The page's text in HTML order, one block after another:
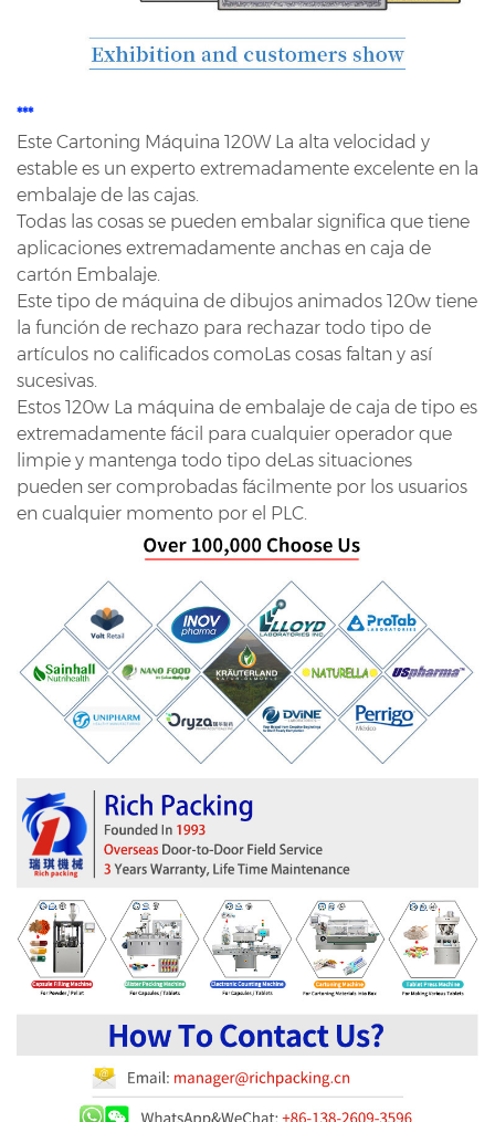
***
Este Cartoning Máquina 120W La alta velocidad y
estable es un experto extremadamente excelente en la
embalaje de las cajas.
Todas las cosas se pueden embalar significa que tiene
aplicaciones extremadamente anchas en caja de
cartón Embalaje.
Este tipo de máquina de dibujos animados 120w tiene
la función de rechazo para rechazar todo tipo de
artículos no calificados comoLas cosas faltan y así
sucesivas.
Estos 120w La máquina de embalaje de caja de tipo es
extremadamente fácil para cualquier operador que
limpie y mantenga todo tipo deLas situaciones
pueden ser comprobadas fácilmente por los usuarios
en cualquier momento por el PLC.